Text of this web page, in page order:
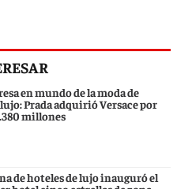
en mundo de la moda de
Prada adquirió Versace por
millones
de hoteles de lujo inauguró el